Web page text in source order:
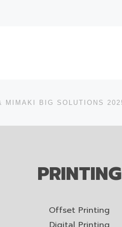
PRINTING
Offset Printing